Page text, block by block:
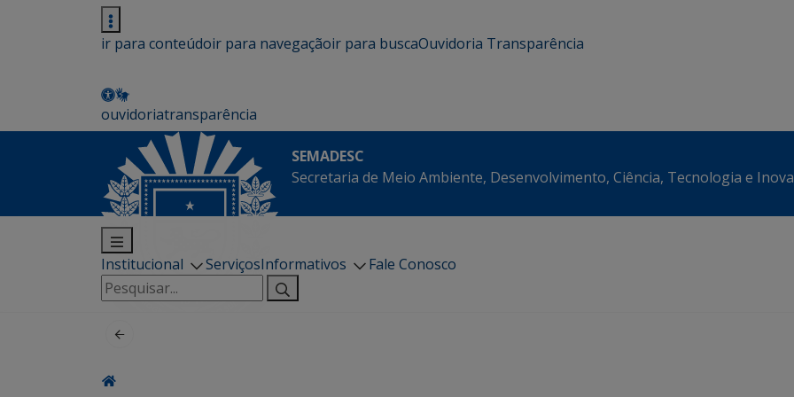
ir para conteúdoir para navegaçãoir para buscaOuvidoria Transparência
ouvidoriatransparência
SEMADESC
Secretaria de Meio Ambiente, Desenvolvimento, Ciência, Tecnologia e
Institucional ServiçosInformativos
Fale Conosco
Pesquisar
por: